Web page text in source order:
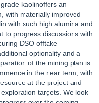
kaolinoffers an
with materially improved
with such high alumina and
to progress discussions with
DSO offtake
optionality and a
of the mining plan is
in the near term, with
at the project and
targets. We look